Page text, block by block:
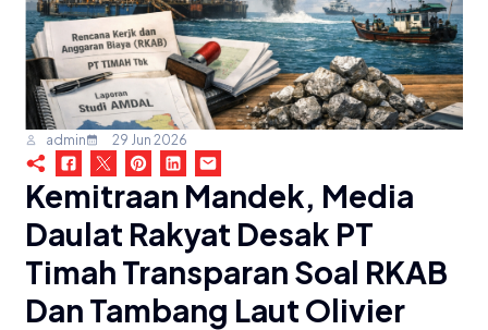
admin 29 Jun 2026
Kemitraan Mandek, Media
Daulat Rakyat Desak PT
Timah Transparan Soal RKAB
Dan Tambang Laut Olivier